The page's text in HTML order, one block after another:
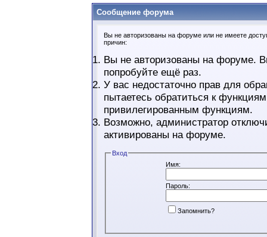
Сообщение форума
Вы не авторизованы на форуме или не имеете
причин:
Вы не авторизованы на форуме.
попробуйте ещё раз.
У вас недостаточно прав для
пытаетесь обратиться к
привилегированным функциям.
Возможно, администратор
активированы на форуме.
Вход
Имя:
Пароль:
Запомнить?